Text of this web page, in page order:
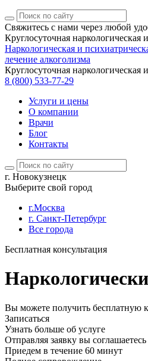
Свяжитесь с нами через любой
Круглосуточная
Наркологическая и
лечение алкоголизма
Круглосуточная
8 (800) 533-77-29
Услуги и цены
О компании
Врачи
Блог
Контакты
г. Новокузнецк
Выберите свой город
г.Москва
г. Санкт-Петербург
Все города
Бесплатная консультация
Вы можете получить бесплатную
Записаться
Узнать больше об услуге
Отправляя заявку вы
Приедем в течение 60 минут